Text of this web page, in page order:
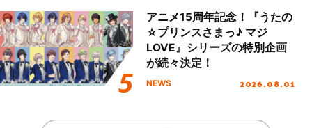
アニメ15周年記念！『うたの
☆プリンスさまっ♪ マジ
LOVE』シリーズの特別企画
が続々決定！
NEWS 2026.08.01